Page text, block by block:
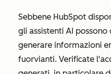
Sebbene HubSpot
gli assistenti AI
generare informazioni
fuorvianti. Verificate